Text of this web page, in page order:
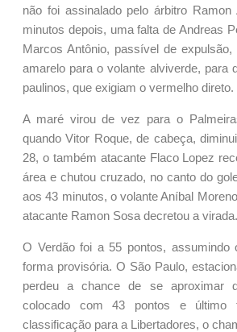
não foi assinalado pelo árbitro Ramon
minutos depois, uma falta de Andreas
Marcos Antônio, passível de
amarelo para o volante alviverde, para
paulinos, que exigiam o vermelho direto.
A maré virou de vez para o
quando Vitor Roque, de cabeça,
28, o também atacante Flaco Lopez
área e chutou cruzado, no canto do
aos 43 minutos, o volante Aníbal
atacante Ramon Sosa decretou a virada.
O Verdão foi a 55 pontos, assumindo
forma provisória. O São Paulo,
perdeu a chance de se aproximar
colocado com 43 pontos e
classificação para a Libertadores, o